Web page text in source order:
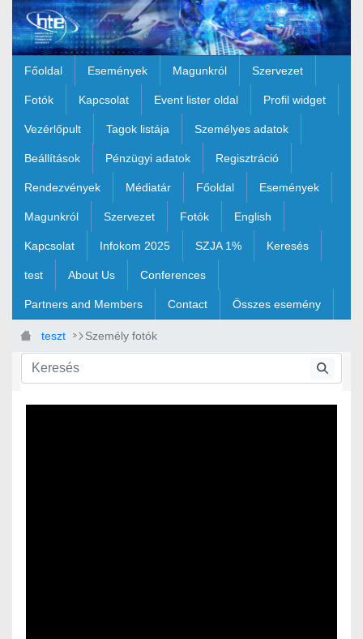
Ugrás a fő tartalomhoz
Főoldal Események Magunkról Szervezet
Fotók Kapcsolat Event lister oldal Profil widget
Vezérlőpult Tagok listája Személyes adatok
Beállítások Pénzügyi adatok Regisztráció
Rendezvények Médiatár Főoldal Események
Magunkról Szervezet Fotók English
Kapcsolat Infokom 2025 SZJA 1% Keresés
test About Us Conferences
Partners and Members Contact Összes esemény
teszt Személy fotók